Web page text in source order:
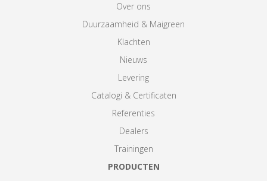
Over ons
Duurzaamheid & Maigreen
Klachten
Nieuws
Levering
Catalogi & Certificaten
Referenties
Dealers
Trainingen
PRODUCTEN